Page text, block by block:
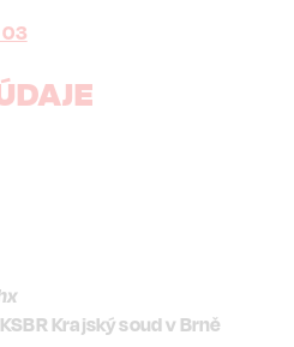
Krajský soud v Brně